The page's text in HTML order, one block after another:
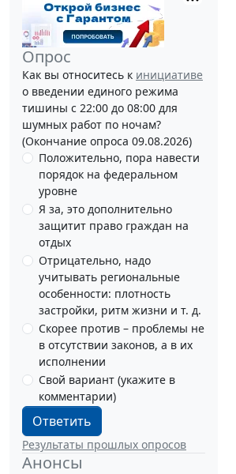
Опрос
Как вы относитесь к инициативе
о введении единого режима
тишины с 22:00 до 08:00 для
шумных работ по ночам?
(Окончание опроса 09.08.2026)
Положительно, пора навести
порядок на федеральном
уровне
Я за, это дополнительно
защитит право граждан на
отдых
Отрицательно, надо
учитывать региональные
особенности: плотность
застройки, ритм жизни и т. д.
Скорее против – проблемы не
в отсутствии законов, а в их
исполнении
Свой вариант (укажите в
комментарии)
Ответить
Результаты прошлых опросов
Анонсы